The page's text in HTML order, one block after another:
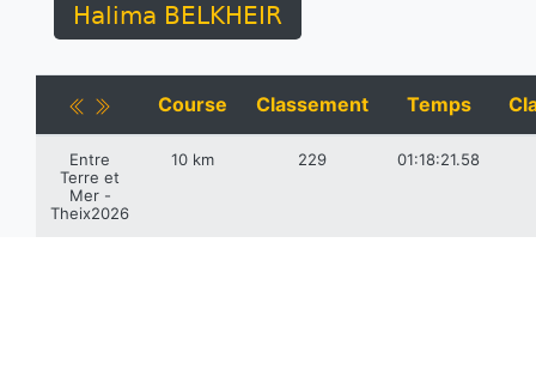
Halima BELKHEIR
Course Classement Temps
Entre
Terre et
Mer -
Theix2026
10 km 229 01:18:21.58